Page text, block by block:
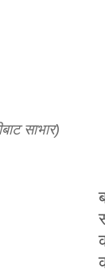
साभार)